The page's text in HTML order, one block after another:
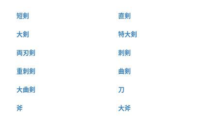
短剣 直剣
大剣 特大剣
両刃剣 刺剣
重刺剣 曲剣
大曲剣 刀
斧 大斧